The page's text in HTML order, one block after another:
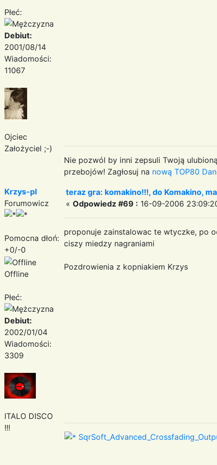
Płeć:
Debiut:
2001/08/14
Wiadomości:
11067
Ojciec
Założyciel ;-)
Nie pozwól by inni zepsuli Twoją
przebojów! Zagłosuj na nową TOP80
Krzys-pl
Forumowicz
Pomocna dłoń:
+0/-0
Offline
Płeć:
Debiut:
2002/01/04
Wiadomości:
3309
ITALO DISCO
!!!
teraz gra: komakino!!!, do Komakino,
« Odpowiedz #69 : 16-09-2006
proponuje zainstalowac te wtyczke, po
ciszy miedzy nagraniami
Pozdrowienia z kopniakiem Krzys